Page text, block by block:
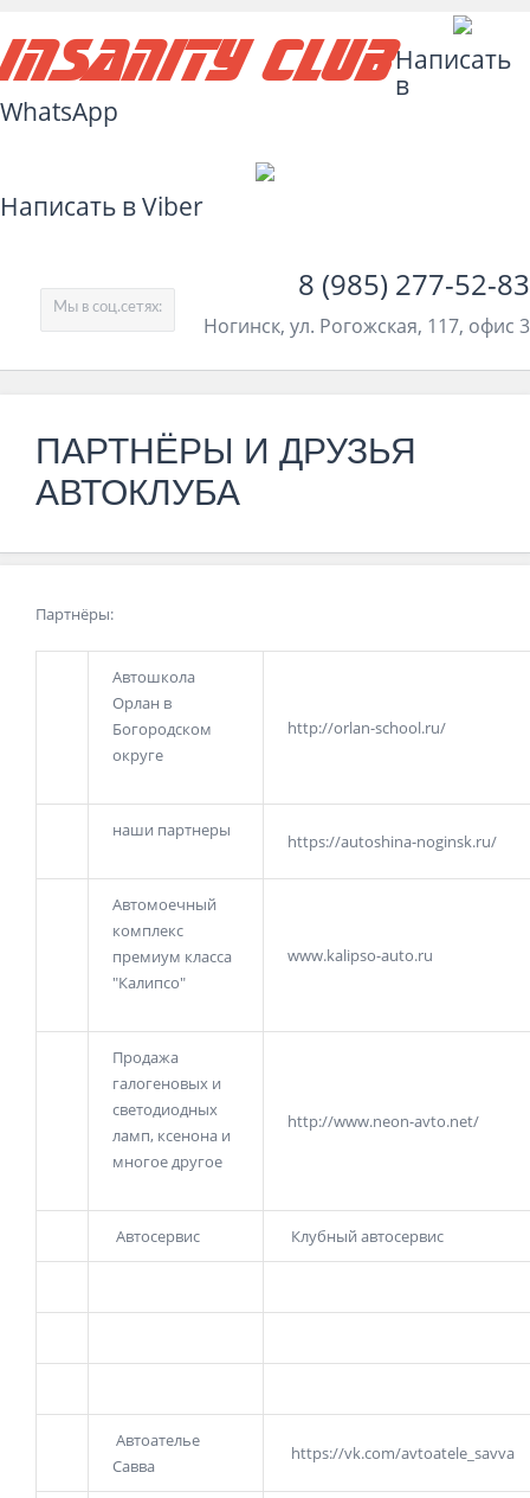
Insanity ClubНаписать
в
WhatsApp
Написать в Viber
8 (985) 277-52-83
Ногинск, ул. Рогожская, 117, офис 3
Мы в соц.сетях:
ПАРТНЁРЫ И ДРУЗЬЯ
АВТОКЛУБА
Партнёры:
Автошкола
Орлан в
Богородском
округе
http://orlan-school.ru/
наши партнеры
https://autoshina-noginsk.ru/
Автомоечный
комплекс
премиум класса
"Калипсо"
www.kalipso-auto.ru
Продажа
галогеновых и
светодиодных
ламп, ксенона и
многое другое
http://www.neon-avto.net/
Автосервис Клубный автосервис
Автоателье
Савва
https://vk.com/avtoatele_savva